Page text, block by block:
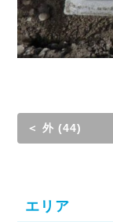
＜ 外 (44)
エリア